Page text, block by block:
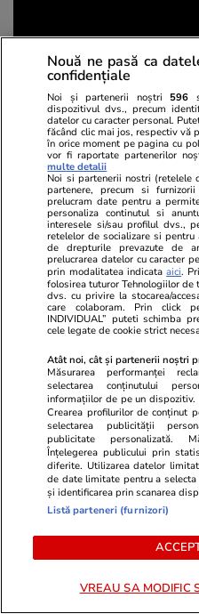
Horoscop 27 iulie - 2
aduce schimbări
Share
Abonați-vă la canalul
a fi la
Bella Santiago Dani Oțil
Giulia Anghelescu
Robert
Antena 1
Power Couple
Nouă ne pasă ca
confidențiale
Noi și partenerii noștri 596
dispozitivul dvs., precum
datelor cu caracter personal.
făcând clic mai jos, respectiv vă
în orice moment pe pagina cu
vor fi raportate partenerilor
multe detalii
Noi si partenerii nostri (retelele
partenere, precum si
prelucram date pentru a
personaliza continutul si
interesele si/sau profilul dvs.,
retelelor de socializare si
de drepturile prevazute de
prelucrarea datelor cu caracter
prin modalitatea indicataaici.
folosirea tuturor Tehnologiilor
dvs. cu privire la stocarea/
care colaboram. Prin click
INDIVIDUAL” puteti schimba
cele legate de cookie strict
Atât noi, cât și partenerii noștri
Măsurarea performanței
selectarea conținutului
informațiilor de pe un
Crearea profilurilor de conținut
selectarea publicității
publicitate personalizată.
Înțelegerea publicului prin
diferite. Utilizarea datelor
de date limitate pentru a
și identificarea prin scanarea
Listă parteneri (furnizori)
VREAU SA MODIFIC